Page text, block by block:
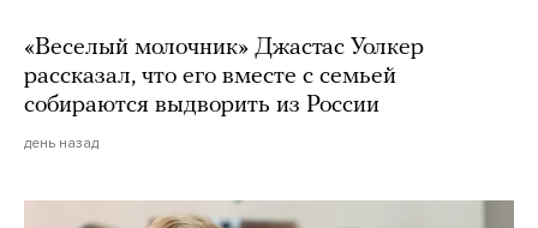
«Веселый молочник» Джастас Уолкер
рассказал, что его вместе с семьей
собираются выдворить из России
день назад